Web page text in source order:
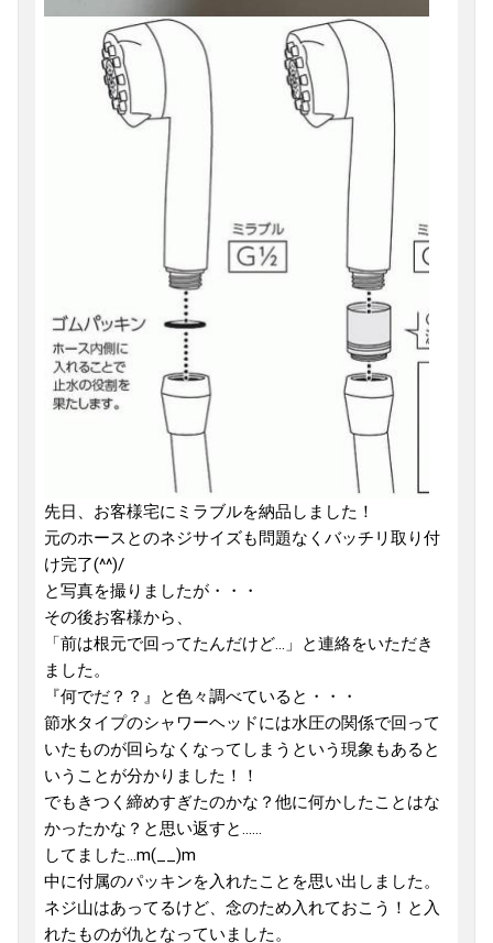
先日、お客様宅にミラブルを納品しました！
元のホースとのネジサイズも問題なくバッチリ取り付
け完了(^^)/
と写真を撮りましたが・・・
その後お客様から、
「前は根元で回ってたんだけど...」と連絡をいただき
ました。
『何でだ？？』と色々調べていると・・・
節水タイプのシャワーヘッドには水圧の関係で回って
いたものが回らなくなってしまうという現象もあると
いうことが分かりました！！
でもきつく締めすぎたのかな？他に何かしたことはな
かったかな？と思い返すと......
してました...m(__)m
中に付属のパッキンを入れたことを思い出しました。
ネジ山はあってるけど、念のため入れておこう！と入
れたものが仇となっていました。